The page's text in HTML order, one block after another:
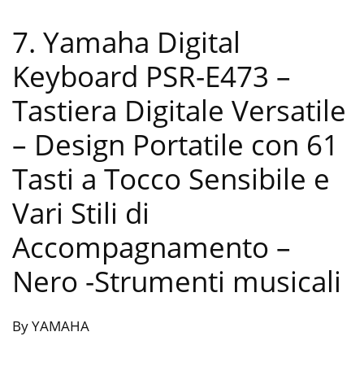
7. Yamaha Digital
Keyboard PSR-E473 –
Tastiera Digitale Versatile
– Design Portatile con 61
Tasti a Tocco Sensibile e
Vari Stili di
Accompagnamento –
Nero -Strumenti musicali
By YAMAHA